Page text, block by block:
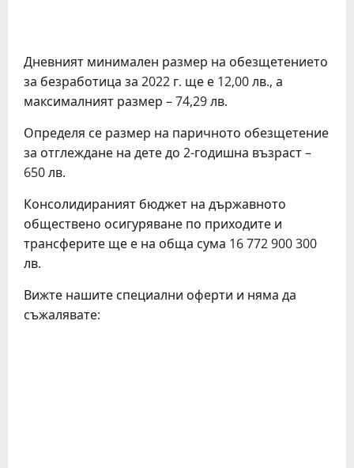
Дневният минимален размер на обезщетението
за безработица за 2022 г. ще е 12,00 лв., а
максималният размер – 74,29 лв.
Определя се размер на паричното обезщетение
за отглеждане на дете до 2-годишна възраст –
650 лв.
Консолидираният бюджет на държавното
обществено осигуряване по приходите и
трансферите ще е на обща сума 16 772 900 300
лв.
Вижте нашите специални оферти и няма да
съжалявате: